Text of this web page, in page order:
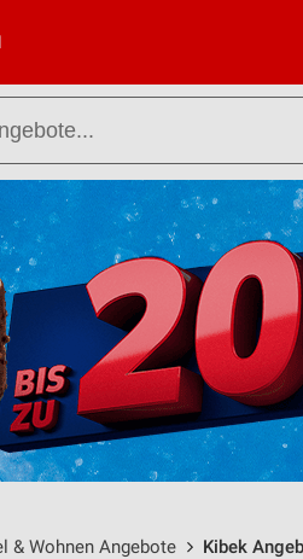
& Wohnen Angebote Kibek